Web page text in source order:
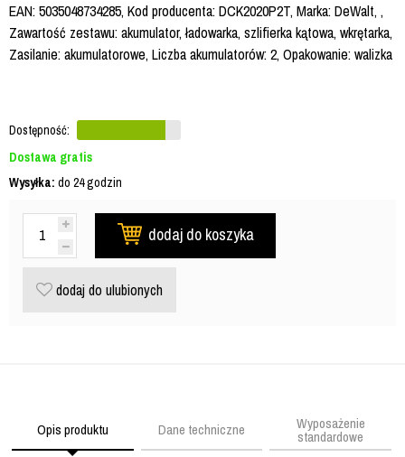
EAN: 5035048734285, Kod producenta: DCK2020P2T, Marka: DeWalt, ,
Zawartość zestawu: akumulator, ładowarka, szlifierka kątowa, wkrętarka,
Zasilanie: akumulatorowe, Liczba akumulatorów: 2, Opakowanie: walizka
Dostępność:
Dostawa gratis
Wysyłka: do 24 godzin
dodaj do koszyka
dodaj do ulubionych
Opis produktu Dane techniczne Wyposażenie
standardowe